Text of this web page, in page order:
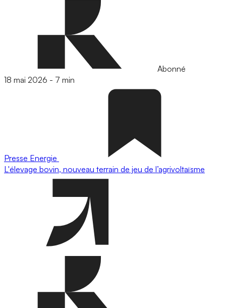
Abonné
18 mai 2026 - 7 min
Presse Energie
L'élevage bovin, nouveau terrain de jeu de l’agrivoltaïsme